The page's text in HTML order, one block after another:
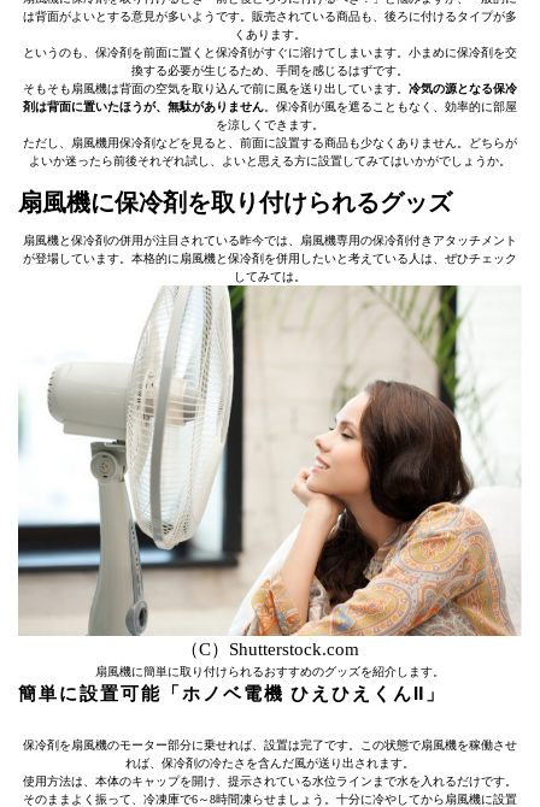
は背面がよいとする意見が多いようです。販売されている商品も、後ろに付けるタイプが多
くあります。
というのも、保冷剤を前面に置くと保冷剤がすぐに溶けてしまいます。小まめに保冷剤を交
換する必要が生じるため、手間を感じるはずです。
そもそも扇風機は背面の空気を取り込んで前に風を送り出しています。 冷気の源となる保冷
剤は背面に置いたほうが、無駄がありません 。保冷剤が風を遮ることもなく、効率的に部屋
を涼しくできます。
ただし、扇風機用保冷剤などを見ると、前面に設置する商品も少なくありません。どちらが
よいか迷ったら前後それぞれ試し、よいと思える方に設置してみてはいかがでしょうか。
扇風機に保冷剤を取り付けられるグッズ
扇風機と保冷剤の併用が注目されている昨今では、扇風機専用の保冷剤付きアタッチメント
が登場しています。本格的に扇風機と保冷剤を併用したいと考えている人は、ぜひチェック
してみては。
（C）Shutterstock.com
扇風機に簡単に取り付けられるおすすめのグッズを紹介します。
簡単に設置可能「ホノベ電機 ひえひえくんⅡ」
保冷剤を扇風機のモーター部分に乗せれば、設置は完了です。この状態で扇風機を稼働させ
れば、保冷剤の冷たさを含んだ風が送り出されます。
使用方法は、本体のキャップを開け、提示されている水位ラインまで水を入れるだけです。
そのままよく振って、冷凍庫で6～8時間凍らせましょう。十分に冷やしてから扇風機に設置